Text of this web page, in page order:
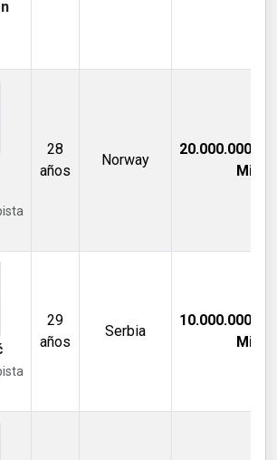
28
años
Norway
20.000.000,00
Mill €
29
años
Serbia
10.000.000,00
Mill €